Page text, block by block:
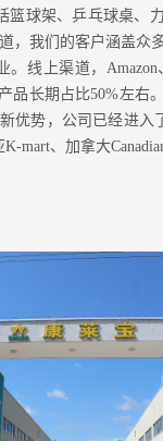
篮球架、乒乓球桌、
，我们的客户涵盖众
。 线上渠道，Amazon
品长期占比50%左右
优势，公司已经进入
mart、加拿大